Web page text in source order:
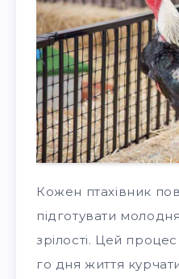
Кожен птахівник
підготувати
зрілості. Цей
го дня життя